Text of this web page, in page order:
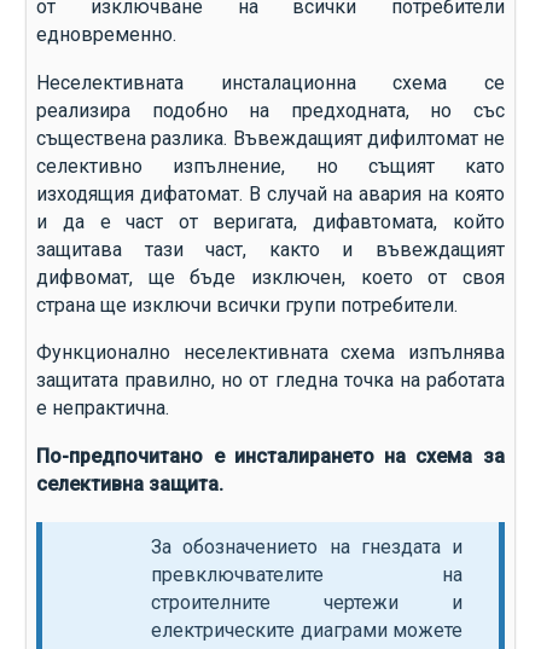
от изключване на всички потребители
едновременно.
Неселективната инсталационна схема се
реализира подобно на предходната, но със
съществена разлика. Въвеждащият дифилтомат не
селективно изпълнение, но същият като
изходящия дифатомат. В случай на авария на която
и да е част от веригата, дифавтомата, който
защитава тази част, както и въвеждащият
дифвомат, ще бъде изключен, което от своя
страна ще изключи всички групи потребители.
Функционално неселективната схема изпълнява
защитата правилно, но от гледна точка на работата
е непрактична.
По-предпочитано е инсталирането на схема за
селективна защита.
За обозначението на гнездата и
превключвателите на
строителните чертежи и
електрическите диаграми можете